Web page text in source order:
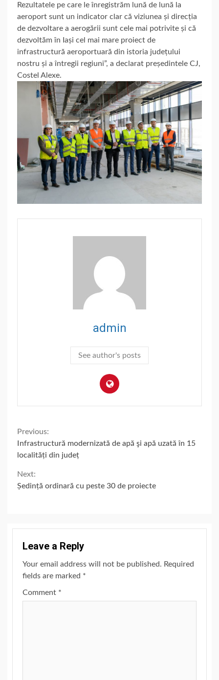
Rezultatele pe care le înregistrăm lună de lună la
aeroport sunt un indicator clar că viziunea și direcția
de dezvoltare a aerogării sunt cele mai potrivite și că
dezvoltăm în Iași cel mai mare proiect de
infrastructură aeroportuară din istoria județului
nostru și a întregii regiuni”, a declarat președintele CJ,
Costel Alexe.
admin
See author's posts
Continue
Reading
Previous:
Infrastructură modernizată de apă şi apă uzată în 15
localități din județ
Next:
Ședință ordinară cu peste 30 de proiecte
Leave a Reply
Your email address will not be published. Required
fields are marked *
Comment *